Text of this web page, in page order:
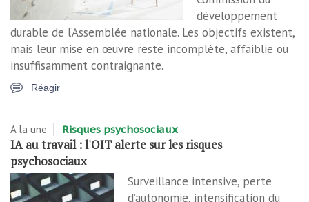
développement
durable de l’Assemblée nationale. Les objectifs existent,
mais leur mise en œuvre reste incomplète, affaiblie ou
insuffisamment contraignante.
Réagir
A la une Risques psychosociaux
IA au travail : l'OIT alerte sur les risques
psychosociaux
Surveillance intensive, perte
d’autonomie, intensification du